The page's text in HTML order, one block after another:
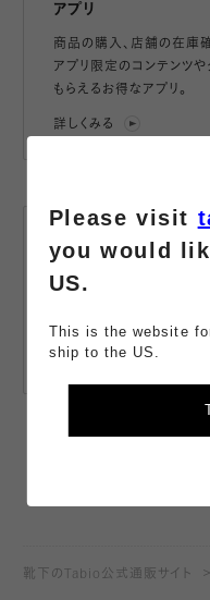
アプリ
商品の購入、店舗の在庫確
アプリ限定のコンテンツや
もらえるお得なアプリ。
詳しくみる
LINE公式
アカウント
お得な情報をお届け。
詳しくみる
靴下のTabio公式通販サイト
Please visit
you would
US.
This is the website
ship to the US.